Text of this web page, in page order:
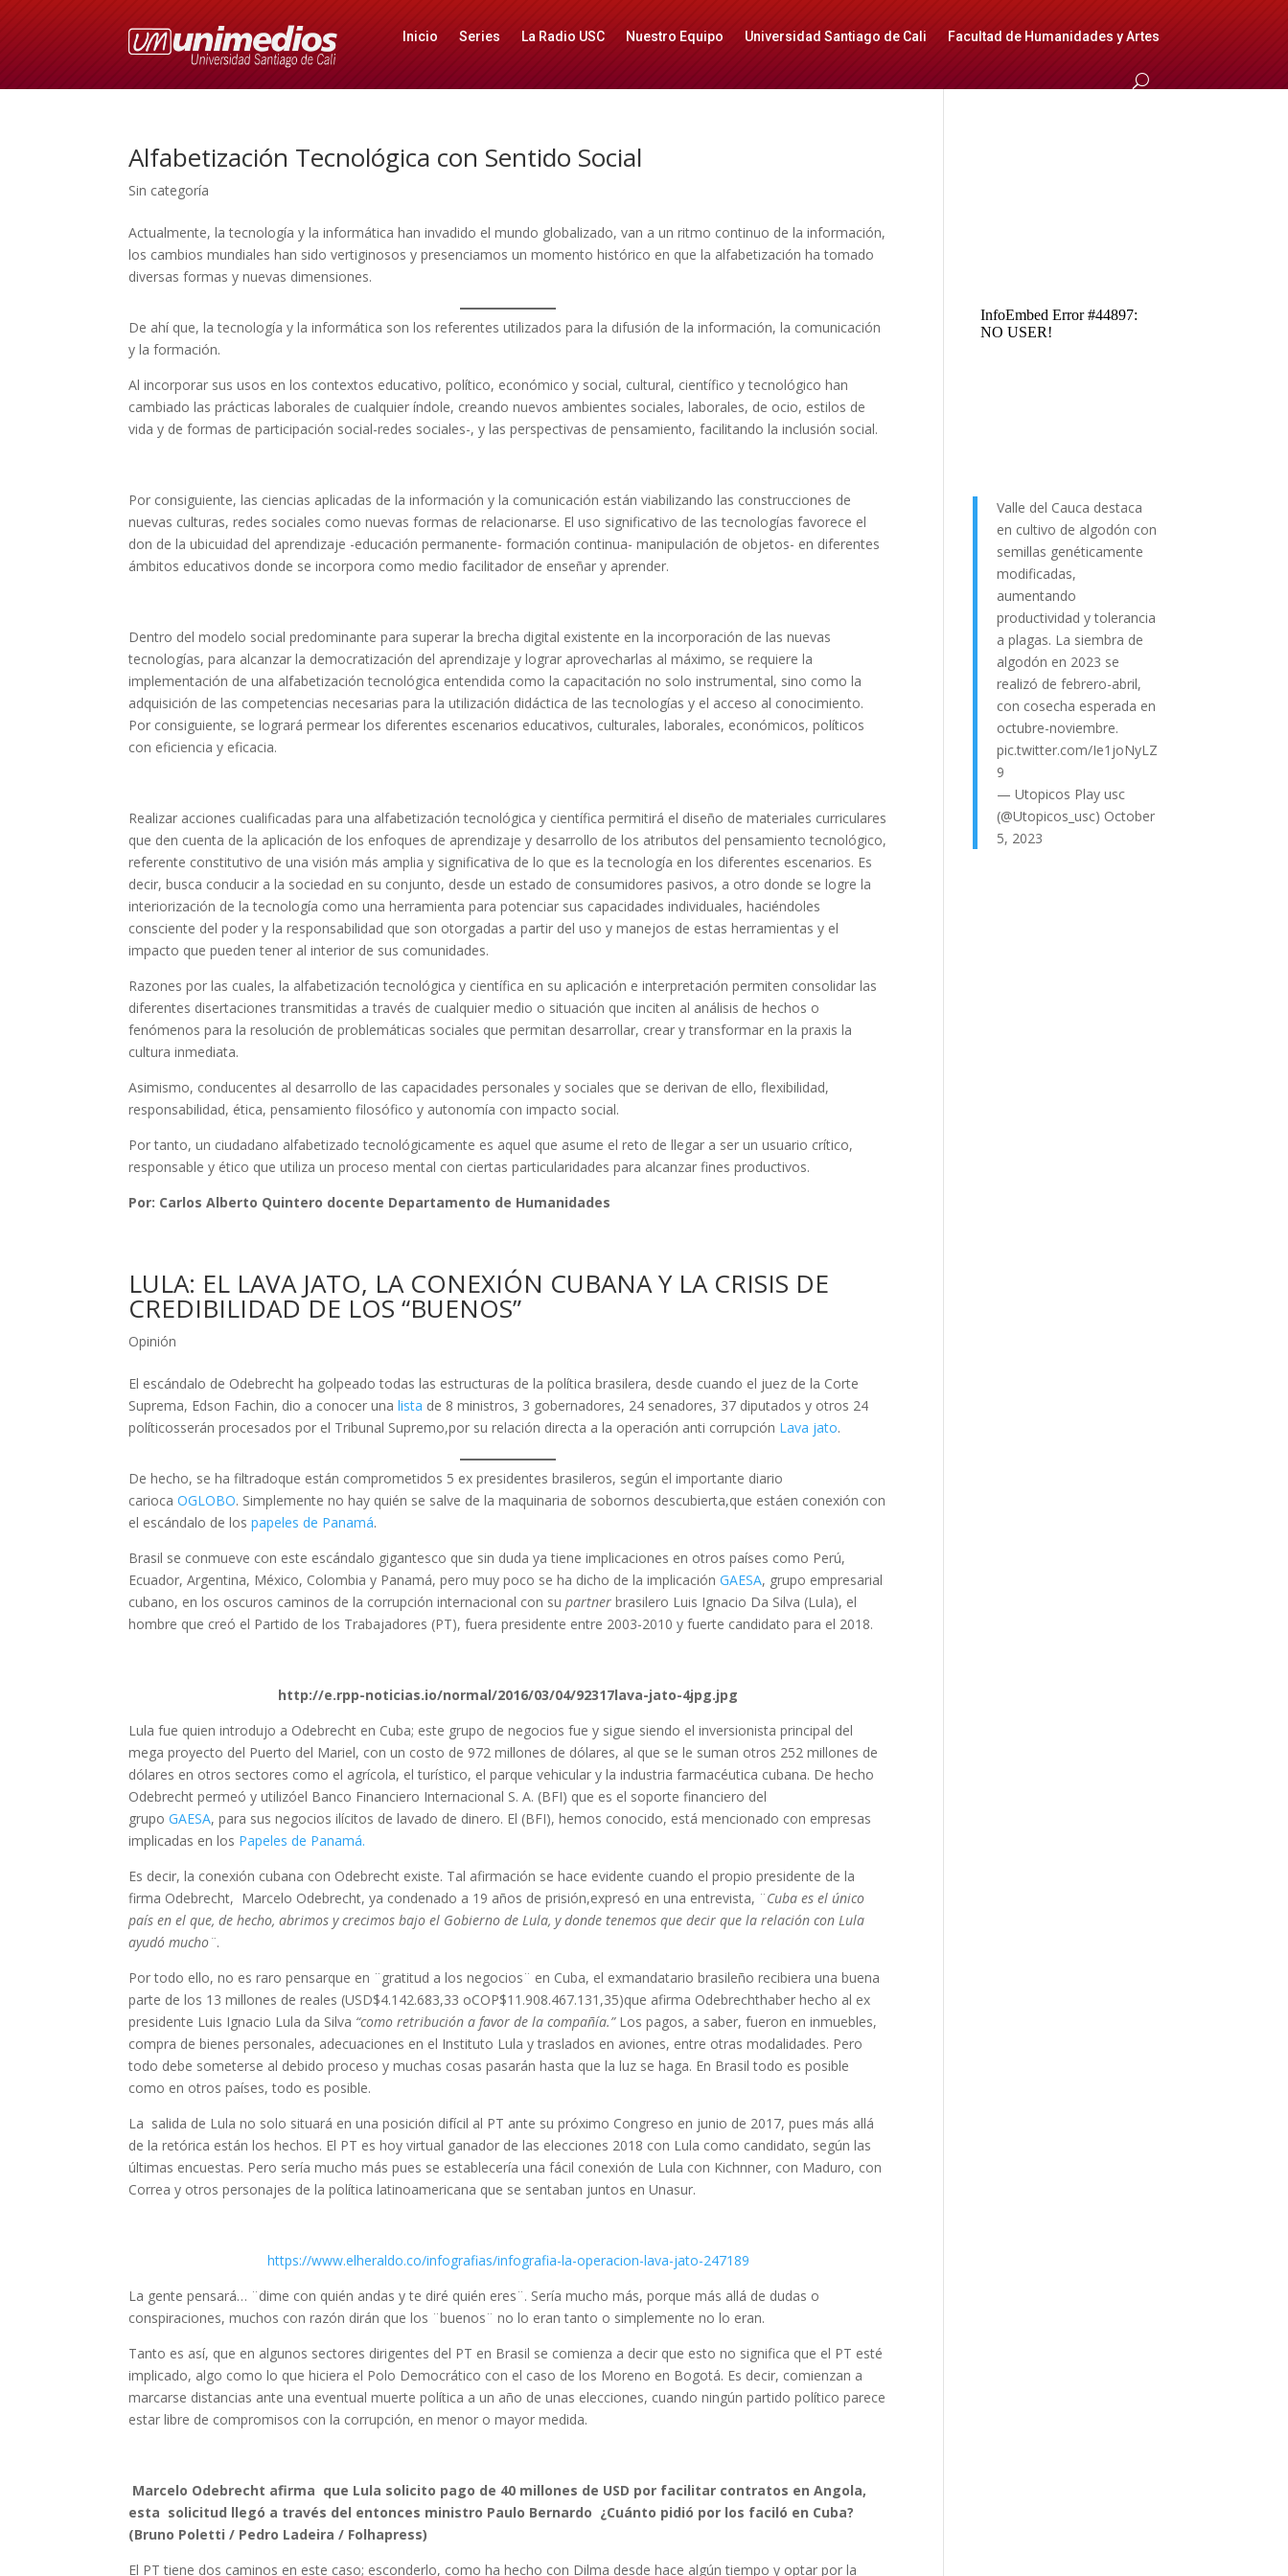
Inicio Series La Radio USC Nuestro Equipo Universidad Santiago de Cali Facultad de Humanidades y Artes
Alfabetización Tecnológica con Sentido Social
Sin categoría
Actualmente, la tecnología y la informática han invadido el mundo globalizado, van a un ritmo continuo de la información,
los cambios mundiales han sido vertiginosos y presenciamos un momento histórico en que la alfabetización ha tomado
diversas formas y nuevas dimensiones.
De ahí que, la tecnología y la informática son los referentes utilizados para la difusión de la información, la comunicación
y la formación.
Al incorporar sus usos en los contextos educativo, político, económico y social, cultural, científico y tecnológico han
cambiado las prácticas laborales de cualquier índole, creando nuevos ambientes sociales, laborales, de ocio, estilos de
vida y de formas de participación social-redes sociales-, y las perspectivas de pensamiento, facilitando la inclusión social.
Por consiguiente, las ciencias aplicadas de la información y la comunicación están viabilizando las construcciones de
nuevas culturas, redes sociales como nuevas formas de relacionarse. El uso significativo de las tecnologías favorece el
don de la ubicuidad del aprendizaje -educación permanente- formación continua- manipulación de objetos- en diferentes
ámbitos educativos donde se incorpora como medio facilitador de enseñar y aprender.
Dentro del modelo social predominante para superar la brecha digital existente en la incorporación de las nuevas
tecnologías, para alcanzar la democratización del aprendizaje y lograr aprovecharlas al máximo, se requiere la
implementación de una alfabetización tecnológica entendida como la capacitación no solo instrumental, sino como la
adquisición de las competencias necesarias para la utilización didáctica de las tecnologías y el acceso al conocimiento.
Por consiguiente, se logrará permear los diferentes escenarios educativos, culturales, laborales, económicos, políticos
con eficiencia y eficacia.
Realizar acciones cualificadas para una alfabetización tecnológica y científica permitirá el diseño de materiales curriculares
que den cuenta de la aplicación de los enfoques de aprendizaje y desarrollo de los atributos del pensamiento tecnológico,
referente constitutivo de una visión más amplia y significativa de lo que es la tecnología en los diferentes escenarios. Es
decir, busca conducir a la sociedad en su conjunto, desde un estado de consumidores pasivos, a otro donde se logre la
interiorización de la tecnología como una herramienta para potenciar sus capacidades individuales, haciéndoles
consciente del poder y la responsabilidad que son otorgadas a partir del uso y manejos de estas herramientas y el
impacto que pueden tener al interior de sus comunidades.
Razones por las cuales, la alfabetización tecnológica y científica en su aplicación e interpretación permiten consolidar las
diferentes disertaciones transmitidas a través de cualquier medio o situación que inciten al análisis de hechos o
fenómenos para la resolución de problemáticas sociales que permitan desarrollar, crear y transformar en la praxis la
cultura inmediata.
Asimismo, conducentes al desarrollo de las capacidades personales y sociales que se derivan de ello, flexibilidad,
responsabilidad, ética, pensamiento filosófico y autonomía con impacto social.
Por tanto, un ciudadano alfabetizado tecnológicamente es aquel que asume el reto de llegar a ser un usuario crítico,
responsable y ético que utiliza un proceso mental con ciertas particularidades para alcanzar fines productivos.
Por: Carlos Alberto Quintero docente Departamento de Humanidades
LULA: EL LAVA JATO, LA CONEXIÓN CUBANA Y LA CRISIS DE
CREDIBILIDAD DE LOS “BUENOS”
Opinión
El escándalo de Odebrecht ha golpeado todas las estructuras de la política brasilera, desde cuando el juez de la Corte
Suprema, Edson Fachin, dio a conocer unalista de 8 ministros, 3 gobernadores, 24 senadores, 37 diputados y otros 24
políticosserán procesados por el Tribunal Supremo,por su relación directa a la operación anti corrupción Lava jato.
De hecho, se ha filtradoque están comprometidos 5 ex presidentes brasileros, según el importante diario
cariocaOGLOBO. Simplemente no hay quién se salve de la maquinaria de sobornos descubierta,que estáen conexión con
el escándalo de lospapeles de Panamá.
Brasil se conmueve con este escándalo gigantesco que sin duda ya tiene implicaciones en otros países como Perú,
Ecuador, Argentina, México, Colombia y Panamá, pero muy poco se ha dicho de la implicaciónGAESA, grupo empresarial
cubano, en los oscuros caminos de la corrupción internacional con supartnerbrasilero Luis Ignacio Da Silva (Lula), el
hombre que creó el Partido de los Trabajadores (PT), fuera presidente entre 2003-2010 y fuerte candidato para el 2018.
http://e.rpp-noticias.io/normal/2016/03/04/92317lava-jato-4jpg.jpg
Lula fue quien introdujo a Odebrecht en Cuba; este grupo de negocios fue y sigue siendo el inversionista principal del
mega proyecto del Puerto del Mariel, con un costo de 972 millones de dólares, al que se le suman otros 252 millones de
dólares en otros sectores como el agrícola, el turístico, el parque vehicular y la industria farmacéutica cubana. De hecho
Odebrecht permeó y utilizóel Banco Financiero Internacional S. A. (BFI) que es el soporte financiero del
grupoGAESA, para sus negocios ilícitos de lavado de dinero. El (BFI), hemos conocido, está mencionado con empresas
implicadas en los Papeles de Panamá.
Es decir, la conexión cubana con Odebrecht existe. Tal afirmación se hace evidente cuando el propio presidente de la
firma Odebrecht, Marcelo Odebrecht, ya condenado a 19 años de prisión,expresó en una entrevista, ¨Cuba es el único
país en el que, de hecho, abrimos y crecimos bajo el Gobierno de Lula, y donde tenemos que decir que la relación con Lula
ayudó mucho¨.
Por todo ello, no es raro pensarque en ¨gratitud a los negocios¨ en Cuba, el exmandatario brasileño recibiera una buena
parte de los 13 millones de reales (USD$4.142.683,33 oCOP$11.908.467.131,35)que afirma Odebrechthaber hecho al ex
presidente Luis Ignacio Lula da Silva “como retribución a favor de la compañía.”Los pagos, a saber, fueron en inmuebles,
compra de bienes personales, adecuaciones en el Instituto Lula y traslados en aviones, entre otras modalidades. Pero
todo debe someterse al debido proceso y muchas cosas pasarán hasta que la luz se haga. En Brasil todo es posible
como en otros países, todo es posible.
La salida de Lula no solo situará en una posición difícil al PT ante su próximo Congreso en junio de 2017, pues más allá
de la retórica están los hechos. El PT es hoy virtual ganador de las elecciones 2018 con Lula como candidato, según las
últimas encuestas. Pero sería mucho más pues se establecería una fácil conexión de Lula con Kichnner, con Maduro, con
Correa y otros personajes de la política latinoamericana que se sentaban juntos en Unasur.
https://www.elheraldo.co/infografias/infografia-la-operacion-lava-jato-247189
La gente pensará… ¨dime con quién andas y te diré quién eres¨. Sería mucho más, porque más allá de dudas o
conspiraciones, muchos con razón dirán que los ¨buenos¨ no lo eran tanto o simplemente no lo eran.
Tanto es así, que en algunos sectores dirigentes del PT en Brasil se comienza a decir que esto no significa que el PT esté
implicado, algo como lo que hiciera el Polo Democrático con el caso de los Moreno en Bogotá. Es decir, comienzan a
marcarse distancias ante una eventual muerte política a un año de unas elecciones, cuando ningún partido político parece
estar libre de compromisos con la corrupción, en menor o mayor medida.
Marcelo Odebrecht afirma que Lula solicito pago de 40 millones de USD por facilitar contratos en Angola,
esta solicitud llegó a través del entonces ministro Paulo Bernardo ¿Cuánto pidió por los faciló en Cuba?
(Bruno Poletti / Pedro Ladeira / Folhapress)
El PT tiene dos caminos en este caso; esconderlo, como ha hecho con Dilma desde hace algún tiempo y optar por la
Valle del Cauca destaca
en cultivo de algodón con
semillas genéticamente
modificadas,
aumentando
productividad y tolerancia
a plagas. La siembra de
algodón en 2023 se
realizó de febrero-abril,
con cosecha esperada en
octubre-noviembre.
pic.twitter.com/Ie1joNyLZ
9
— Utopicos Play usc
(@Utopicos_usc) October
5, 2023